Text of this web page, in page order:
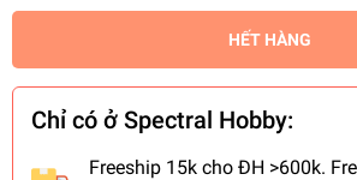
HẾT HÀNG
Chỉ có ở Spectral Hobby:
Freeship 15k cho ĐH >600k.